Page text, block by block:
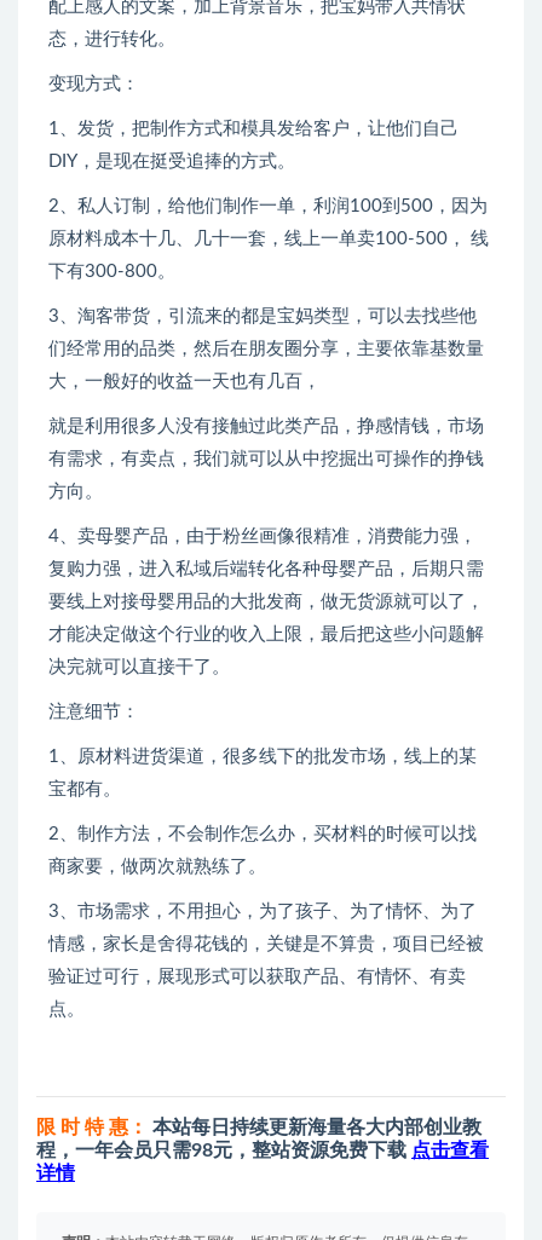
配上感人的文案，加上背景音乐，把宝妈带入共情状
态，进行转化。
变现方式：
1、发货，把制作方式和模具发给客户，让他们自己
DIY，是现在挺受追捧的方式。
2、私人订制，给他们制作一单，利润100到500，因为
原材料成本十几、几十一套，线上一单卖100-500， 线
下有300-800。
3、淘客带货，引流来的都是宝妈类型，可以去找些他
们经常用的品类，然后在朋友圈分享，主要依靠基数量
大，一般好的收益一天也有几百，
就是利用很多人没有接触过此类产品，挣感情钱，市场
有需求，有卖点，我们就可以从中挖掘出可操作的挣钱
方向。
4、卖母婴产品，由于粉丝画像很精准，消费能力强，
复购力强，进入私域后端转化各种母婴产品，后期只需
要线上对接母婴用品的大批发商，做无货源就可以了，
才能决定做这个行业的收入上限，最后把这些小问题解
决完就可以直接干了。
注意细节：
1、原材料进货渠道，很多线下的批发市场，线上的某
宝都有。
2、制作方法，不会制作怎么办，买材料的时候可以找
商家要，做两次就熟练了。
3、市场需求，不用担心，为了孩子、为了情怀、为了
情感，家长是舍得花钱的，关键是不算贵，项目已经被
验证过可行，展现形式可以获取产品、有情怀、有卖
点。
限 时 特 惠：
本站每日持续更新海量各大内部创业教
程，一年会员只需98元，整站资源免费下载 点击查看
详情